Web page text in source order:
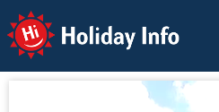
Holiday Info